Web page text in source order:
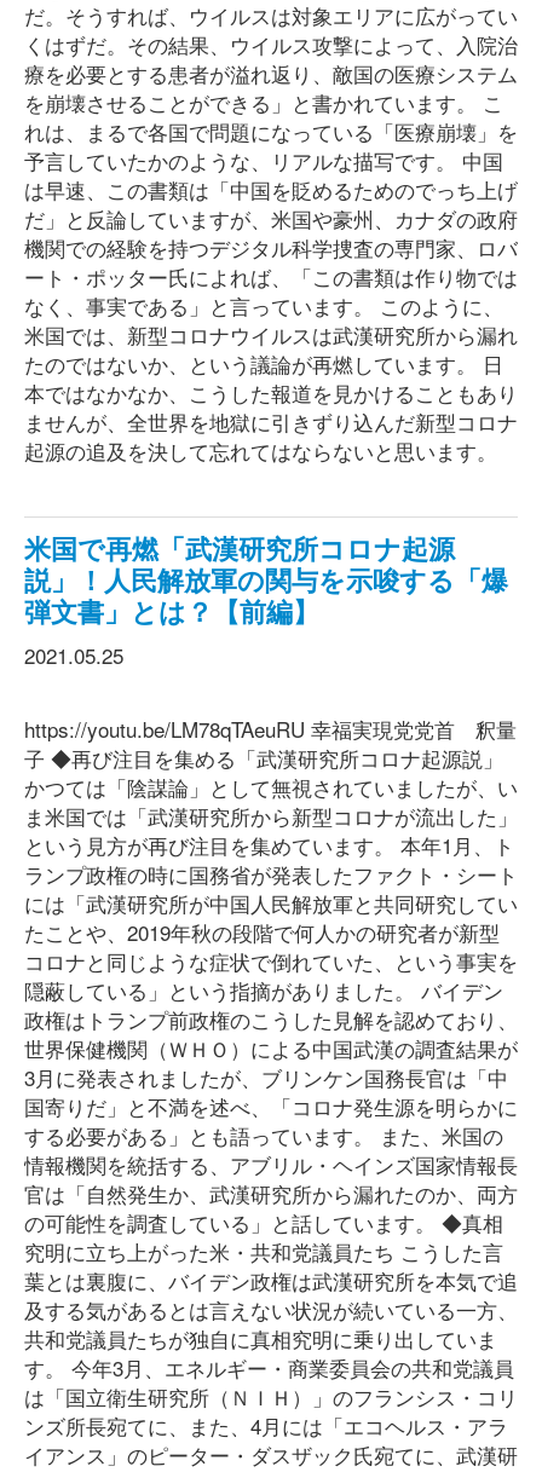
だ。そうすれば、ウイルスは対象エリアに広がってい
くはずだ。その結果、ウイルス攻撃によって、入院治
療を必要とする患者が溢れ返り、敵国の医療システム
を崩壊させることができる」と書かれています。 こ
れは、まるで各国で問題になっている「医療崩壊」を
予言していたかのような、リアルな描写です。 中国
は早速、この書類は「中国を貶めるためのでっち上げ
だ」と反論していますが、米国や豪州、カナダの政府
機関での経験を持つデジタル科学捜査の専門家、ロバ
ート・ポッター氏によれば、「この書類は作り物では
なく、事実である」と言っています。 このように、
米国では、新型コロナウイルスは武漢研究所から漏れ
たのではないか、という議論が再燃しています。 日
本ではなかなか、こうした報道を見かけることもあり
ませんが、全世界を地獄に引きずり込んだ新型コロナ
起源の追及を決して忘れてはならないと思います。
米国で再燃「武漢研究所コロナ起源
説」！人民解放軍の関与を示唆する「爆
弾文書」とは？【前編】
2021.05.25
https://youtu.be/LM78qTAeuRU 幸福実現党党首 釈量
子 ◆再び注目を集める「武漢研究所コロナ起源説」
かつては「陰謀論」として無視されていましたが、い
ま米国では「武漢研究所から新型コロナが流出した」
という見方が再び注目を集めています。 本年1月、ト
ランプ政権の時に国務省が発表したファクト・シート
には「武漢研究所が中国人民解放軍と共同研究してい
たことや、2019年秋の段階で何人かの研究者が新型
コロナと同じような症状で倒れていた、という事実を
隠蔽している」という指摘がありました。 バイデン
政権はトランプ前政権のこうした見解を認めており、
世界保健機関（ＷＨＯ）による中国武漢の調査結果が
3月に発表されましたが、ブリンケン国務長官は「中
国寄りだ」と不満を述べ、「コロナ発生源を明らかに
する必要がある」とも語っています。 また、米国の
情報機関を統括する、アブリル・ヘインズ国家情報長
官は「自然発生か、武漢研究所から漏れたのか、両方
の可能性を調査している」と話しています。 ◆真相
究明に立ち上がった米・共和党議員たち こうした言
葉とは裏腹に、バイデン政権は武漢研究所を本気で追
及する気があるとは言えない状況が続いている一方、
共和党議員たちが独自に真相究明に乗り出していま
す。 今年3月、エネルギー・商業委員会の共和党議員
は「国立衛生研究所（ＮＩＨ）」のフランシス・コリ
ンズ所長宛てに、また、4月には「エコヘルス・アラ
イアンス」のピーター・ダスザック氏宛てに、武漢研